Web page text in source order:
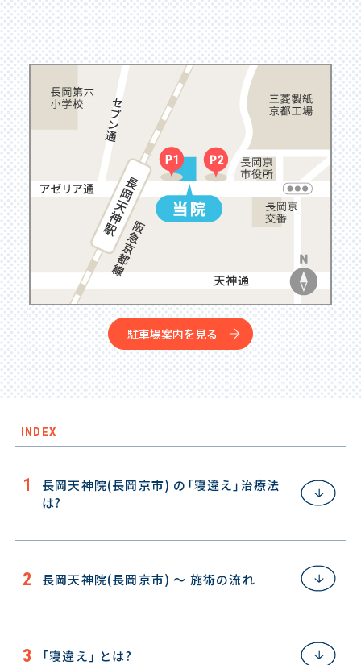
駐車場案内を見る
INDEX
長岡天神院(長岡京市) の「寝違え」治療法
は?
長岡天神院(長岡京市) ～ 施術の流れ
「寝違え」 とは?